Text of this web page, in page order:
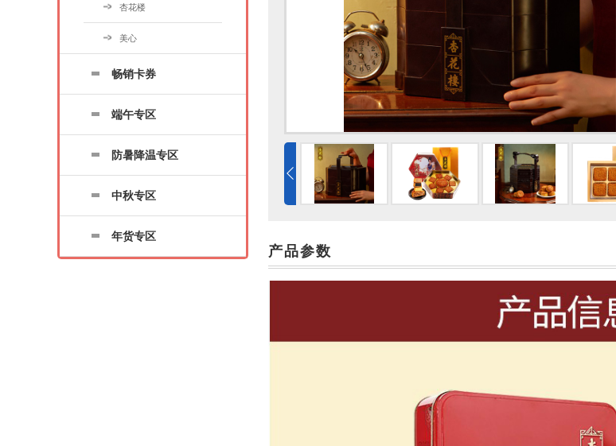
杏花楼
美心
畅销卡券
端午专区
防暑降温专区
中秋专区
年货专区
产品参数